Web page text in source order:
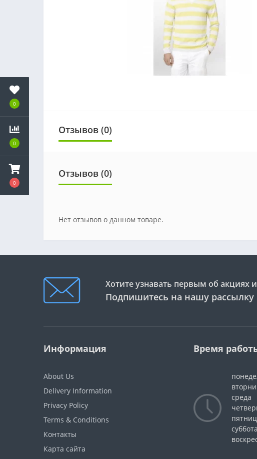
0
0
0
Отзывов (0)
Отзывов (0)
Нет отзывов о данном товаре.
Хотите узнавать первым об акциях
Подпишитесь на нашу рассылку
Информация
About Us
Delivery Information
Privacy Policy
Terms & Conditions
Контакты
Карта сайта
Время